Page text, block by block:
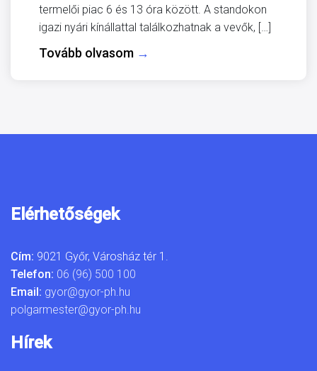
termelői piac 6 és 13 óra között. A standokon
igazi nyári kínállattal találkozhatnak a vevők, […]
Tovább olvasom →
Elérhetőségek
Cím: 9021 Győr, Városház tér 1.
Telefon: 06 (96) 500 100
Email: gyor@gyor-ph.hu
polgarmester@gyor-ph.hu
Hírek